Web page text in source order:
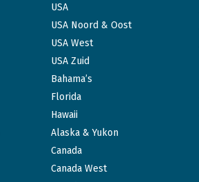
USA
USA Noord & Oost
USA West
USA Zuid
Bahama’s
Florida
Hawaii
Alaska & Yukon
Canada
Canada West